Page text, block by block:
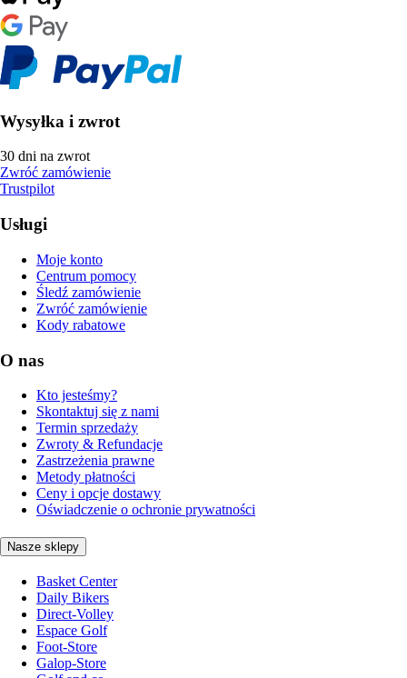
Wysyłka i zwrot
30 dni na zwrot
Zwróć zamówienie
Trustpilot
Usługi
Moje konto
Centrum pomocy
Śledź zamówienie
Zwróć zamówienie
Kody rabatowe
O nas
Kto jesteśmy?
Skontaktuj się z nami
Termin sprzedaży
Zwroty & Refundacje
Zastrzeżenia prawne
Metody płatności
Ceny i opcje dostawy
Oświadczenie o ochronie prywatności
Nasze sklepy
Basket Center
Daily Bikers
Direct-Volley
Espace Golf
Foot-Store
Galop-Store